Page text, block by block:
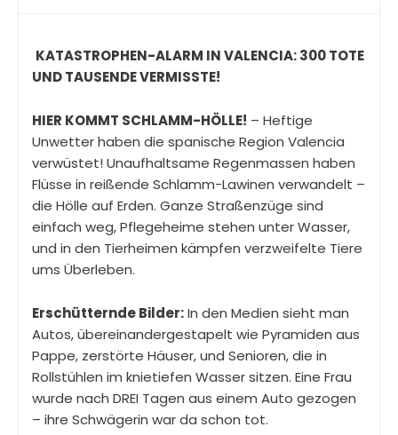
KATASTROPHEN-ALARM IN VALENCIA: 300 TOTE
UND TAUSENDE VERMISSTE!
HIER KOMMT SCHLAMM-HÖLLE! – Heftige
Unwetter haben die spanische Region Valencia
verwüstet! Unaufhaltsame Regenmassen haben
Flüsse in reißende Schlamm-Lawinen verwandelt –
die Hölle auf Erden. Ganze Straßenzüge sind
einfach weg, Pflegeheime stehen unter Wasser,
und in den Tierheimen kämpfen verzweifelte Tiere
ums Überleben.
Erschütternde Bilder:In den Medien sieht man
Autos, übereinandergestapelt wie Pyramiden aus
Pappe, zerstörte Häuser, und Senioren, die in
Rollstühlen im knietiefen Wasser sitzen. Eine Frau
wurde nach DREI Tagen aus einem Auto gezogen
– ihre Schwägerin war da schon tot.